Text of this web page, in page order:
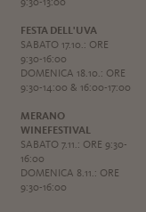
9:30-13:00
FESTA DELL'UVA
SABATO 17.10.: ORE
9:30-16:00
DOMENICA 18.10.: ORE
9:30-14:00 & 16:00-17:00
MERANO
WINEFESTIVAL
SABATO 7.11.: ORE 9:30-
16:00
DOMENICA 8.11.: ORE
9:30-16:00